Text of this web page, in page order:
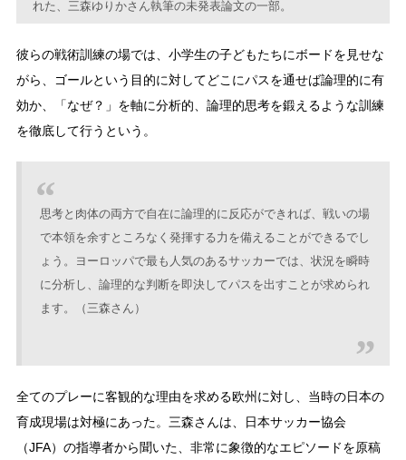
れた、三森ゆりかさん執筆の未発表論文の一部。
彼らの戦術訓練の場では、小学生の子どもたちにボードを見せな
がら、ゴールという目的に対してどこにパスを通せば論理的に有
効か、「なぜ？」を軸に分析的、論理的思考を鍛えるような訓練
を徹底して行うという。
思考と肉体の両方で自在に論理的に反応ができれば、戦いの場
で本領を余すところなく発揮する力を備えることができるでし
ょう。ヨーロッパで最も人気のあるサッカーでは、状況を瞬時
に分析し、論理的な判断を即決してパスを出すことが求められ
ます。（三森さん）
全てのプレーに客観的な理由を求める欧州に対し、当時の日本の
育成現場は対極にあった。三森さんは、日本サッカー協会
（JFA）の指導者から聞いた、非常に象徴的なエピソードを原稿